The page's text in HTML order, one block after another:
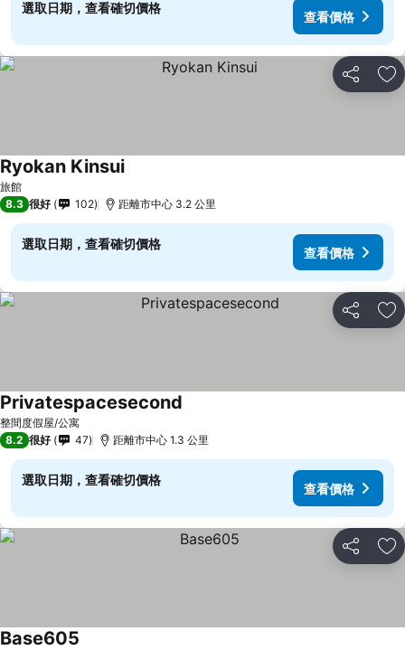
選取日期，查看確切價格
查看價格
分享 放
旅館
Ryokan Kinsui查看價格
8.3 很好 102 距離市中心 3.2 公里
選取日期，查看確切價格
查看價格
分享 放
整間度假屋/公寓
Privatespacesecond
8.2 很好 47 距離市中心 1.3 公里
選取日期，查看確切價格
查看價格
分享 放
Base605